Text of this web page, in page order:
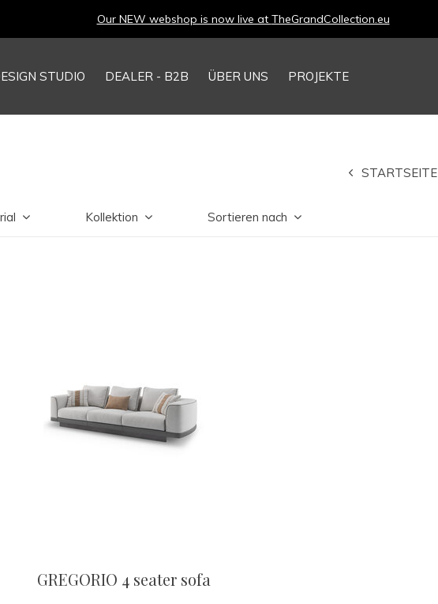
STUDIO DEALER - B2B ÜBER UNS PROJEKTE
Our NEW webshop is now live at TheGrandCollection.eu
STARTSEITE
Kollektion Sortieren nach
GREGORIO 4 seater sofa